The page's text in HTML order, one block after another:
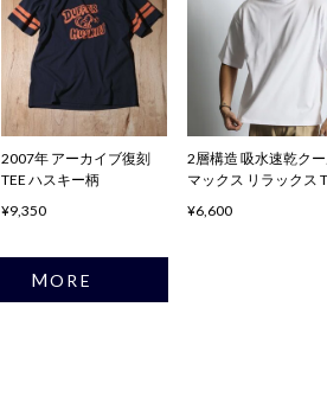
2007年 アーカイブ復刻
TEE ハスキー柄
¥9,350
2層構造 吸水速乾ク
マックス リラックス
¥6,600
MORE